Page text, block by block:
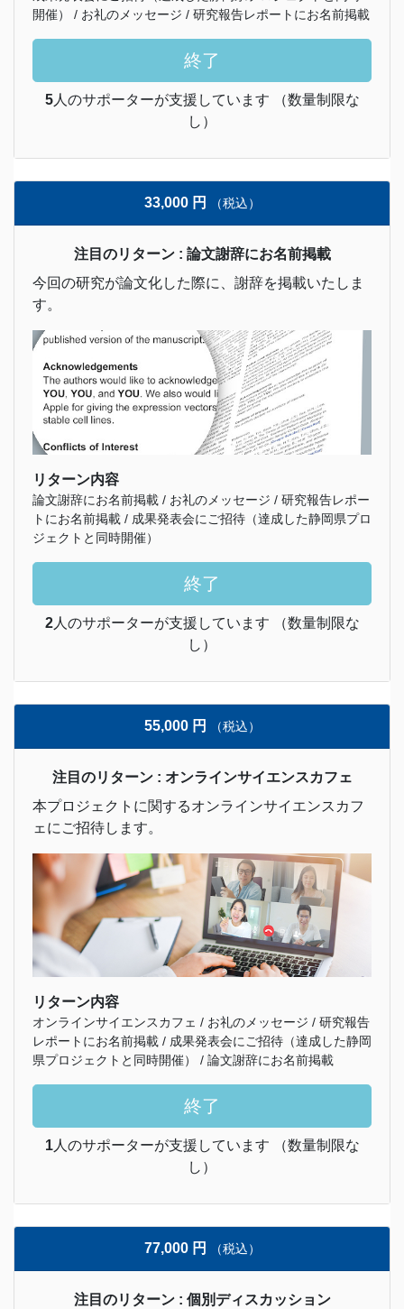
開催） / お礼のメッセージ / 研究報告レポートにお名前掲載
終了
5人のサポーターが支援しています （数量制限な
し）
33,000 円 （税込）
注目のリターン : 論文謝辞にお名前掲載
今回の研究が論文化した際に、謝辞を掲載いたしま
す。
リターン内容
論文謝辞にお名前掲載 / お礼のメッセージ / 研究報告レポー
トにお名前掲載 / 成果発表会にご招待（達成した静岡県プロ
ジェクトと同時開催）
終了
2人のサポーターが支援しています （数量制限な
し）
55,000 円 （税込）
注目のリターン : オンラインサイエンスカフェ
本プロジェクトに関するオンラインサイエンスカフ
ェにご招待します。
リターン内容
オンラインサイエンスカフェ / お礼のメッセージ / 研究報告
レポートにお名前掲載 / 成果発表会にご招待（達成した静岡
県プロジェクトと同時開催） / 論文謝辞にお名前掲載
終了
1人のサポーターが支援しています （数量制限な
し）
77,000 円 （税込）
注目のリターン : 個別ディスカッション